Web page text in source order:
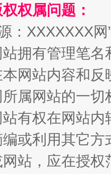
幕 规模
权属问题：
：XXXXXXX
拥有管理笔
本网站内容和
属网站的一
有权在网站
或利用其它
站，应在授